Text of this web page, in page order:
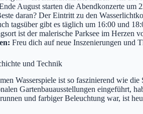
August starten die Abendkonzerte um
daran? Der Eintritt zu den
tagsüber gibt es täglich um 16:00 und
ist der malerische Parksee im Herzen
Freu dich auf neue Inszenierungen und
und Technik
Wasserspiele ist so faszinierend wie
Gartenbauausstellungen eingeführt,
und farbiger Beleuchtung war, ist